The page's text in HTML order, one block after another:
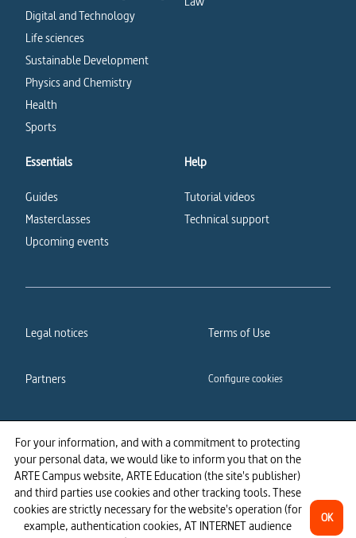
For your information, and with a commitment to protecting
your personal data, we would like to inform you that on the
ARTE Campus website, ARTE Education (the site's publisher)
and third parties use cookies and other tracking tools. These
cookies are strictly necessary for the website's operation (for
example, authentication cookies, AT INTERNET audience
OK
Digital and Technology
Life sciences
Sustainable Development
Physics and Chemistry
Health
Sports
Essentials
Guides
Masterclasses
Upcoming events
Help
Tutorial videos
Technical support
Legal notices Terms of Use
Partners Configure cookies
Cookies policy Privacy policy
Accessibility: partially
compliant